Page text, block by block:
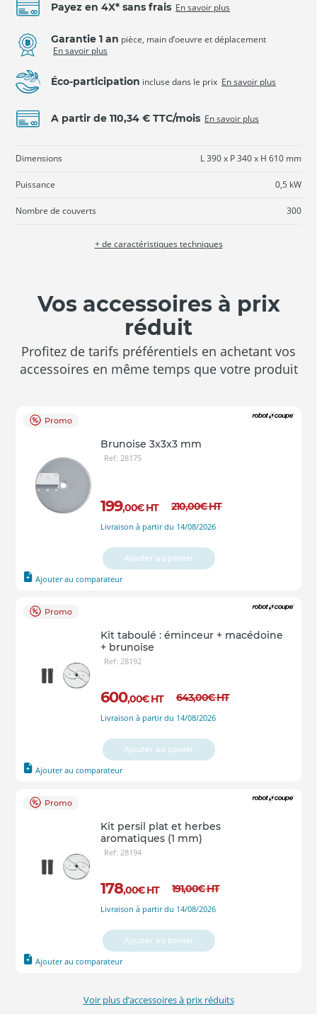
Payez en 4X* sans frais En savoir plus
Garantie 1 an pièce, main d’oeuvre et déplacement
En savoir plus
Éco-participation incluse dans le prix En savoir plus
A partir de 110,34 € TTC/mois En savoir plus
Dimensions L 390 x P 340 x H 610 mm
Puissance 0,5 kW
Nombre de couverts 300
+ de caractéristiques techniques
Vos accessoires à prix
réduit
Profitez de tarifs préférentiels en achetant vos
accessoires en même temps que votre produit
Promo
Brunoise 3x3x3 mm
Ref: 28175
199,00€ HT 210,00€HT
Livraison à partir du 14/08/2026
Ajouter au comparateur
Ajouter au panier
Promo
Kit taboulé : éminceur + macédoine
+ brunoise
Ref: 28192
600,00€ HT 643,00€HT
Livraison à partir du 14/08/2026
Ajouter au comparateur
Ajouter au panier
Promo
Kit persil plat et herbes
aromatiques (1 mm)
Ref: 28194
178,00€ HT 191,00€HT
Livraison à partir du 14/08/2026
Ajouter au comparateur
Ajouter au panier
Voir plus d’accessoires à prix réduits